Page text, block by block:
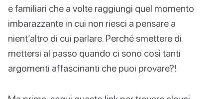
e familiari che a volte raggiungi quel momento
imbarazzante in cui non riesci a pensare a
nient’altro di cui parlare. Perché smettere di
mettersi al passo quando ci sono così tanti
argomenti affascinanti che puoi provare?!